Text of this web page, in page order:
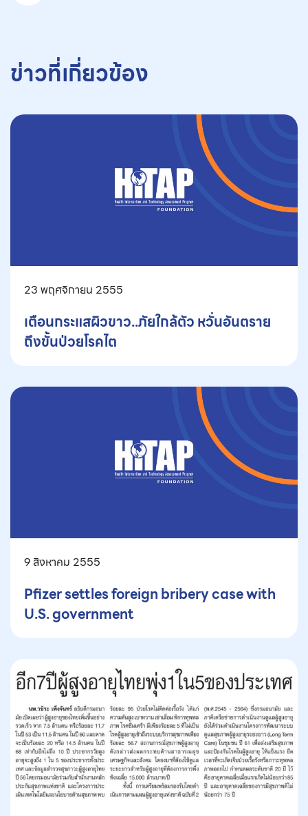
ข่าวที่เกี่ยวข้อง
23 พฤศจิกายน 2555
เตือนกระแสผิวขาว..ภัยใกล้ตัว หวั่นอันตราย
ถึงขั้นป่วยโรคไต
9 สิงหาคม 2555
Pfizer settles foreign bribery case with
U.S. government